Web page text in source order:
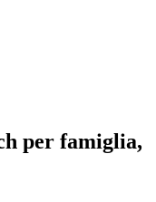
per famiglia,